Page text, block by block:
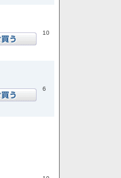
10
6